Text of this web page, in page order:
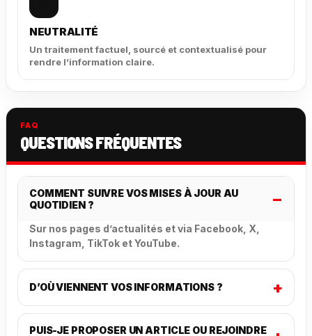
NEUTRALITÉ
Un traitement factuel, sourcé et contextualisé pour
rendre l’information claire.
FAQ
QUESTIONS FRÉQUENTES
COMMENT SUIVRE VOS MISES À JOUR AU
QUOTIDIEN ?
Sur nos pages d’actualités et via Facebook, X,
Instagram, TikTok et YouTube.
D’OÙ VIENNENT VOS INFORMATIONS ?
PUIS-JE PROPOSER UN ARTICLE OU REJOINDRE